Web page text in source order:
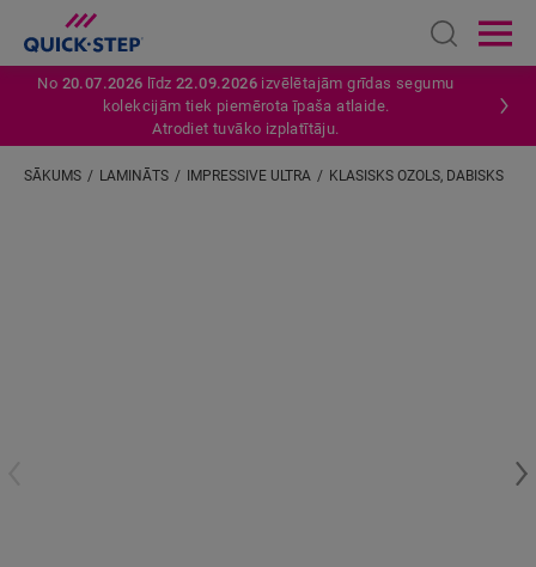
Open
No 20.07.2026 līdz22.09.2026 izvēlētajām grīdas segumu
kolekcijām tiek piemērota īpaša atlaide.
Atrodiet tuvāko izplatītāju.
SĀKUMS LAMINĀTS IMPRESSIVE ULTRA KLASISKS OZOLS, DABISKS